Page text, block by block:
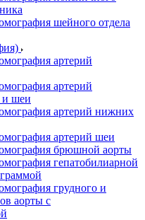
шейного отдела
артерий
артерий
и шеи
артерий нижних
артерий шеи
брюшной аорты
гепатобилиарной
грудного и
аорты с